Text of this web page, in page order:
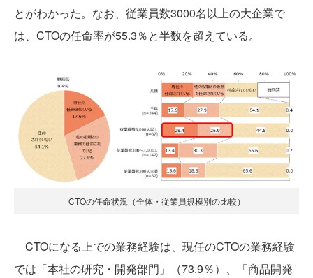
とがわかった。なお、従業員数3000名以上の大企業で
は、CTOの任命率が55.3％と半数を超えている。
CTOの任命状況（全体・従業員規模別の比較）
CTOになる上での業務経験は、現任のCTOの業務経験
では「本社の研究・開発部門」（73.9％）、「商品開発